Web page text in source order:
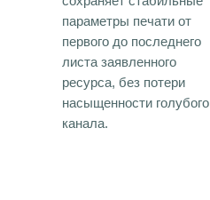
параметры печати от
первого до последнего
листа заявленного
ресурса, без потери
насыщенности голубого
канала.